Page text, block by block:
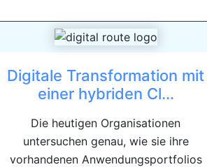
Digitale Transformation mit
einer hybriden Cl...
Die heutigen Organisationen
untersuchen genau, wie sie ihre
vorhandenen Anwendungsportfolios